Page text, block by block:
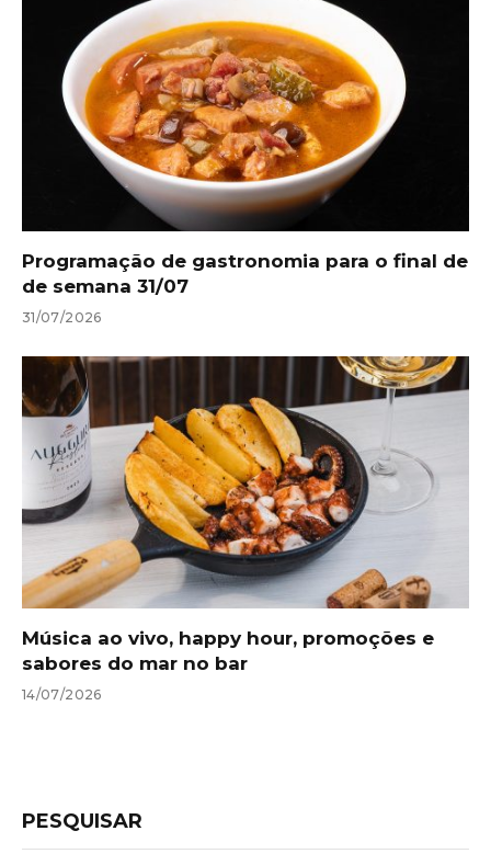
Programação de gastronomia para o final de
de semana 31/07
31/07/2026
Música ao vivo, happy hour, promoções e
sabores do mar no bar
14/07/2026
PESQUISAR